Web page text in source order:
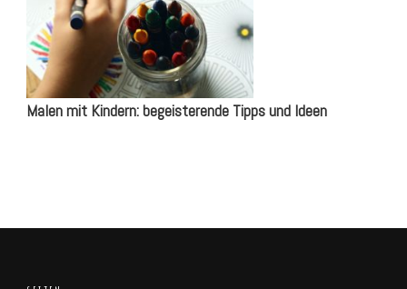
Malen mit Kindern: begeisterende Tipps und Ideen